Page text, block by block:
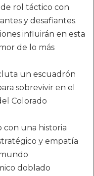
rol táctico con
y desafiantes.
influirán en esta
de lo más
un escuadrón
sobrevivir en el
Colorado
una historia
y empatía
doblado